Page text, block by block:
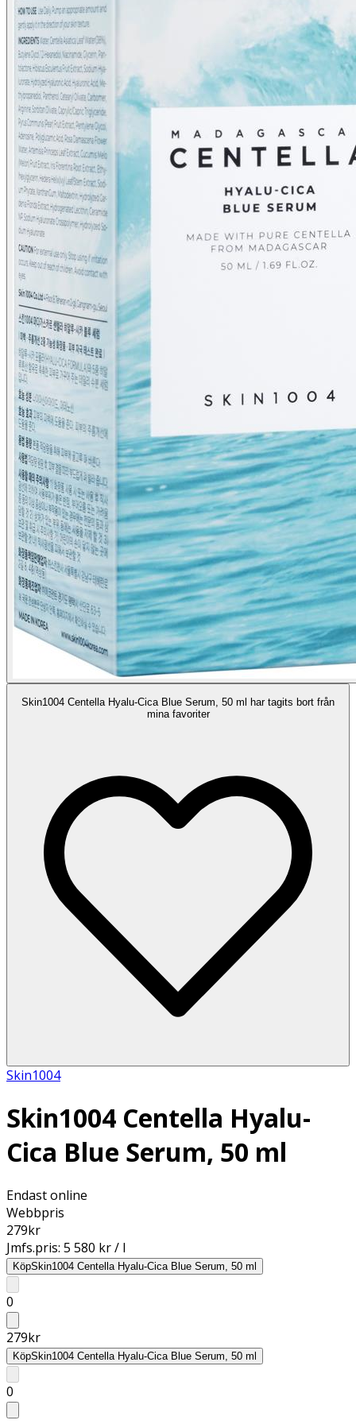
Skin1004 Centella Hyalu-Cica Blue Serum, 50 ml har tagits bort från
mina favoriter
Skin1004
Skin1004 Centella Hyalu-
Cica Blue Serum, 50 ml
Endast online
Webbpris
279kr
Jmfs.pris: 5 580 kr / l
KöpSkin1004 Centella Hyalu-Cica Blue Serum, 50 ml
0
279kr
KöpSkin1004 Centella Hyalu-Cica Blue Serum, 50 ml
0